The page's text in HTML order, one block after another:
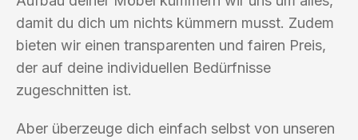
damit du dich um nichts kümmern musst. Zudem
bieten wir einen transparenten und fairen Preis,
der auf deine individuellen Bedürfnisse
zugeschnitten ist.
Aber überzeuge dich einfach selbst von unseren